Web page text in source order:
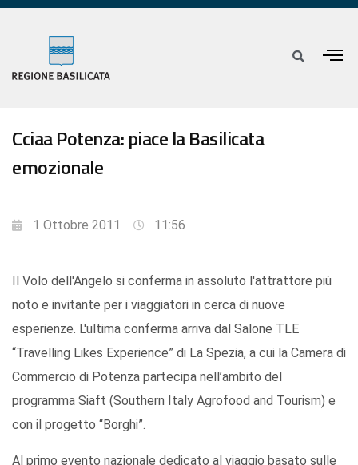
Cciaa Potenza: piace la Basilicata
emozionale
1 Ottobre 2011 11:56
Il Volo dell'Angelo si conferma in assoluto l'attrattore più
noto e invitante per i viaggiatori in cerca di nuove
esperienze. L'ultima conferma arriva dal Salone TLE
“Travelling Likes Experience” di La Spezia, a cui la Camera di
Commercio di Potenza partecipa nell’ambito del
programma Siaft (Southern Italy Agrofood and Tourism) e
con il progetto “Borghi”.
Al primo evento nazionale dedicato al viaggio basato sulle